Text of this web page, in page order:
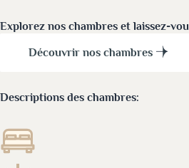
Explorez nos chambres et laissez-
Découvrir nos chambres
Descriptions des chambres: